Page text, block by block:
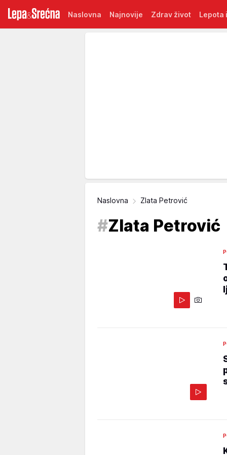
Naslovna Najnovije Zdrav život Lepota
Naslovna Zlata Petrović
#Zlata Petrović